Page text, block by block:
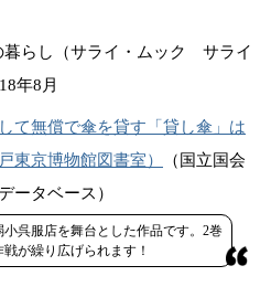
暮らし（サライ・ムック サライ
年8月
て無償で傘を貸す「貸し傘」は
東京博物館図書室）
（国立国会
ータベース）
呉服店を舞台とした作品です。2巻
が繰り広げられます！